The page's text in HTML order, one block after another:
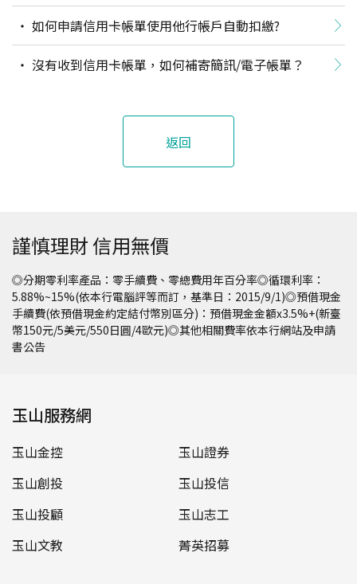
行臨櫃帳戶/自然人憑證，怎麼申辦附卡呢？
如何申請信用卡帳單使用他行帳戶自動扣繳?
沒有收到信用卡帳單，如何補寄簡訊/電子帳單？
返回
謹慎理財 信用無價
◎分期零利率產品：零手續費、零總費用年百分率◎循環利率：
5.88%~15%(依本行電腦評等而訂，基準日：2015/9/1)◎預借現金
手續費(依預借現金約定結付幣別區分)：預借現金金額x3.5%+(新臺
幣150元/5美元/550日圓/4歐元)◎其他相關費率依本行網站及申請
書公告
玉山服務網
玉山金控
玉山證券
玉山創投
玉山投信
玉山投顧
玉山志工
玉山文教
菁英招募